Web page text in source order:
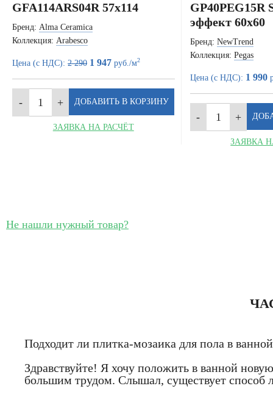
GFA114ARS04R 57x114
Бренд: Alma Ceramica
Коллекция: Arabesco
Цена (с НДС): 2 290 1 947 руб./м2
ЗАЯВКА НА РАСЧЁТ
GP40PEG15R
эффект 60x60
Бренд: NewTrend
Коллекция: Pegas
Цена (с НДС): 1 990
ЗАЯВКА
Не нашли нужный товар?
Подходит ли плитка-мозаика для пола в
Здравствуйте! Я хочу положить в ванной
большим трудом. Слышал, существует способ